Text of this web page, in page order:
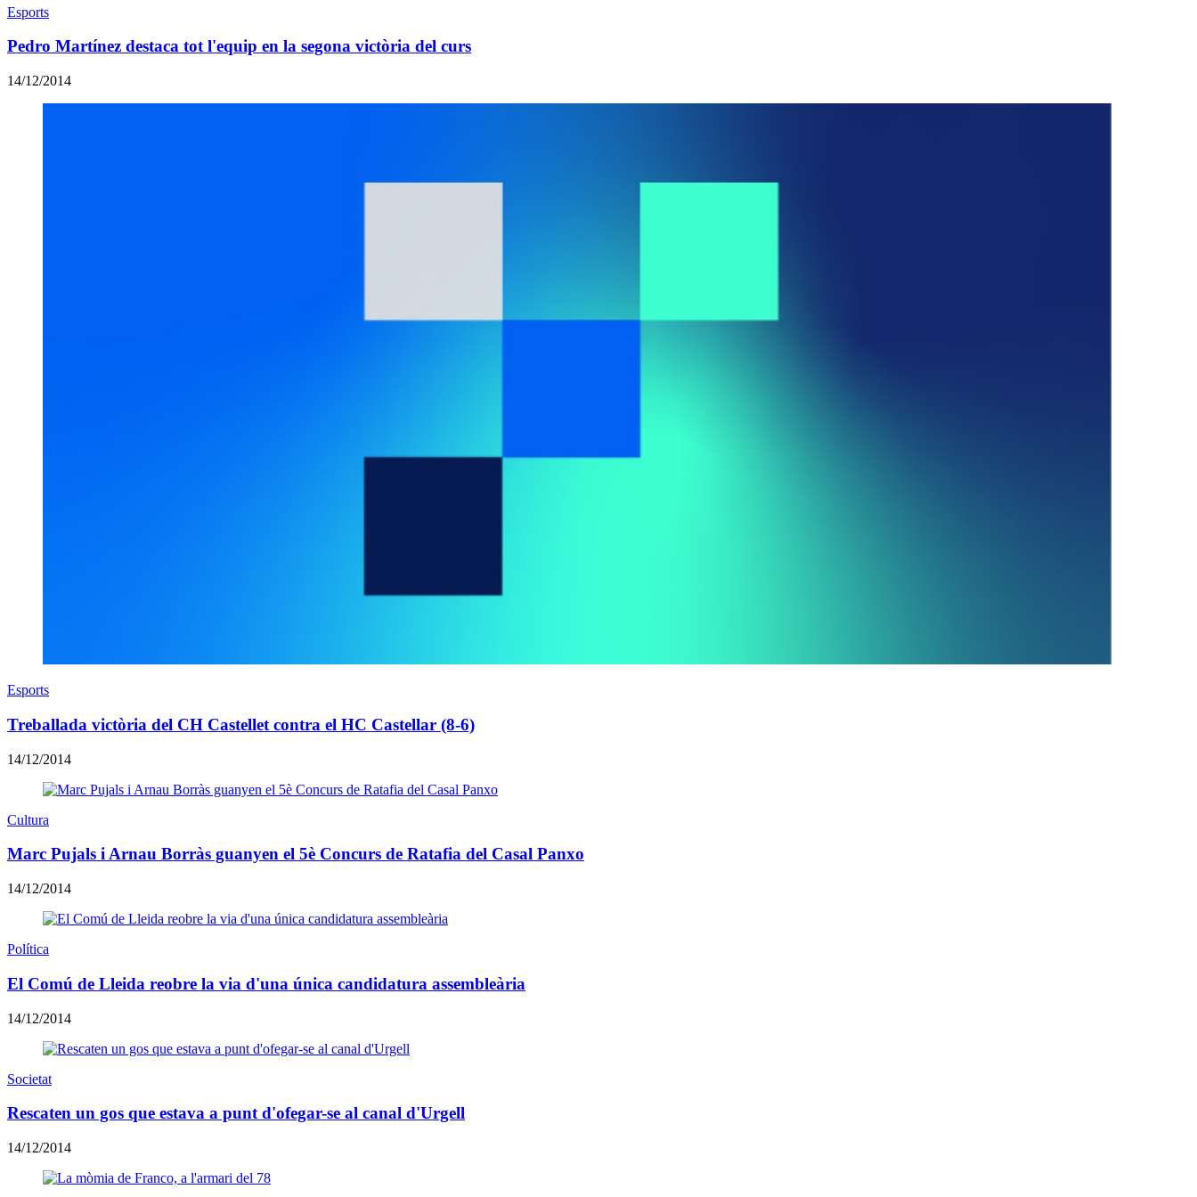
Esports
Pedro Martínez destaca tot l'equip en la segona victòria del curs
14/12/2014
Esports
Treballada victòria del CH Castellet contra el HC Castellar (8-6)
14/12/2014
Cultura
​Marc Pujals i Arnau Borràs guanyen el 5è Concurs de Ratafia del Casal Panxo
14/12/2014
Política
El Comú de Lleida reobre la via d'una única candidatura assembleària
14/12/2014
Societat
Rescaten un gos que estava a punt d'ofegar-se al canal d'Urgell
14/12/2014